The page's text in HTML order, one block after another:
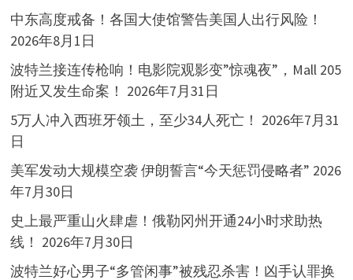
中东高度戒备！各国大使馆警告美国人出行风险！
2026年8月1日
波特兰接连传枪响！电影院观影变”惊魂夜”，Mall 205
附近又发生命案！ 2026年7月31日
5万人冲入西班牙领土，至少34人死亡！ 2026年7月31
日
美军发动大规模空袭 伊朗誓言“今天惩罚侵略者” 2026
年7月30日
史上最严重山火肆虐！俄勒冈州开通24小时求助热
线！ 2026年7月30日
波特兰好心男子“多管闲事”被残忍杀害！凶手认罪换